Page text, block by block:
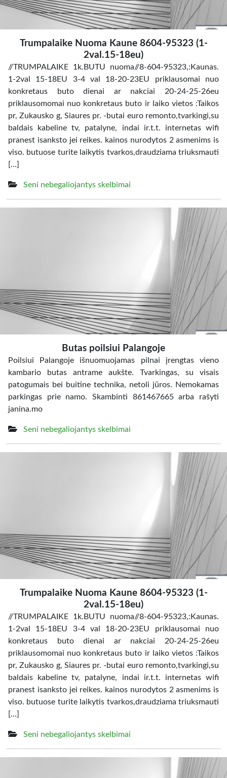
Trumpalaike Nuoma Kaune 8604-95323 (1-
2val.15-18eu)
//TRUMPALAIKE 1k.BUTU nuoma//8-604-95323,:Kaunas.
1-2val 15-18EU 3-4 val 18-20-23EU priklausomai nuo
konkretaus buto dienai ar nakciai 20-24-25-26eu
priklausomomai nuo konkretaus buto ir laiko vietos :Taikos
pr, Zukausko g, Siaures pr. -butai euro remonto,tvarkingi,su
baldais kabeline tv, patalyne, indai ir.t.t. internetas wifi
pranest isanksto jei reikes. kainos nurodytos 2 asmenims is
viso. butuose turite laikytis tvarkos,draudziama triuksmauti
[…]
Seni nebegaliojantys skelbimai
Butas poilsiui Palangoje
Poilsiui Palangoje išnuomuojamas pilnai įrengtas vieno
kambario butas antrame aukšte. Tvarkingas, su visais
patogumais bei buitine technika, netoli jūros. Nemokamas
parkingas prie namo. Skambinti 861467665 arba rašyti
janina.mo
Seni nebegaliojantys skelbimai
Trumpalaike Nuoma Kaune 8604-95323 (1-
2val.15-18eu)
//TRUMPALAIKE 1k.BUTU nuoma//8-604-95323,:Kaunas.
1-2val 15-18EU 3-4 val 18-20-23EU priklausomai nuo
konkretaus buto dienai ar nakciai 20-24-25-26eu
priklausomomai nuo konkretaus buto ir laiko vietos :Taikos
pr, Zukausko g, Siaures pr. -butai euro remonto,tvarkingi,su
baldais kabeline tv, patalyne, indai ir.t.t. internetas wifi
pranest isanksto jei reikes. kainos nurodytos 2 asmenims is
viso. butuose turite laikytis tvarkos,draudziama triuksmauti
[…]
Seni nebegaliojantys skelbimai